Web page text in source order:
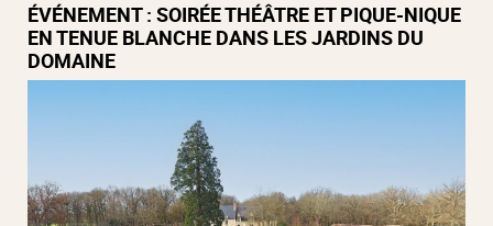
ÉVÉNEMENT : SOIRÉE THÉÂTRE ET PIQUE-NIQUE
EN TENUE BLANCHE DANS LES JARDINS DU
DOMAINE